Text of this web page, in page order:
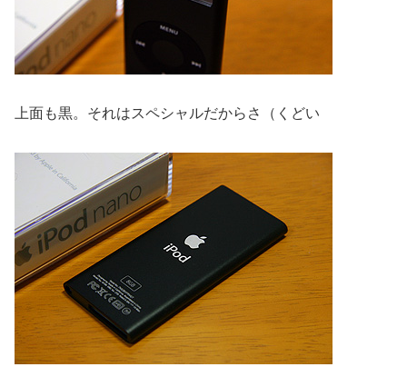
上面も黒。それはスペシャルだからさ（くどい